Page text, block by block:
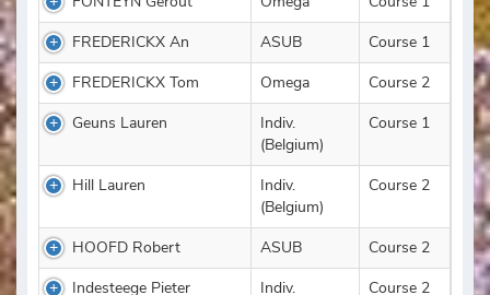
FREDERICKX An
ASUB
Course 1
FREDERICKX Tom
Omega
Course 2
Geuns Lauren
Indiv.
(Belgium)
Course 1
Hill Lauren
Indiv.
(Belgium)
Course 2
HOOFD Robert ASUB
Course 2
Indesteege Pieter
Indiv.
Course 2